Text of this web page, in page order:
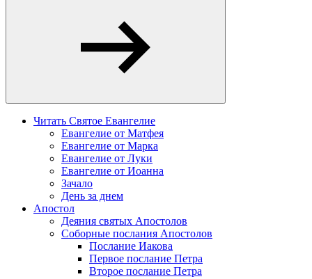
Читать Святое Евангелие
Евангелие от Матфея
Евангелие от Марка
Евангелие от Луки
Евангелие от Иоанна
Зачало
День за днем
Апостол
Деяния святых Апостолов
Соборные послания Апостолов
Послание Иакова
Первое послание Петра
Второе послание Петра